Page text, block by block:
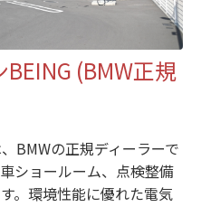
(BMW正規
BMWの正規ディーラーで
ショールーム、点検整備
。環境性能に優れた電気